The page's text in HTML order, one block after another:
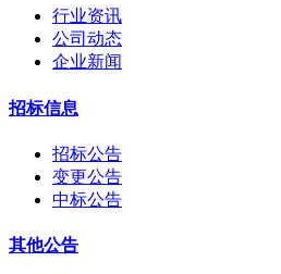
行业资讯
公司动态
企业新闻
招标信息
招标公告
变更公告
中标公告
其他公告